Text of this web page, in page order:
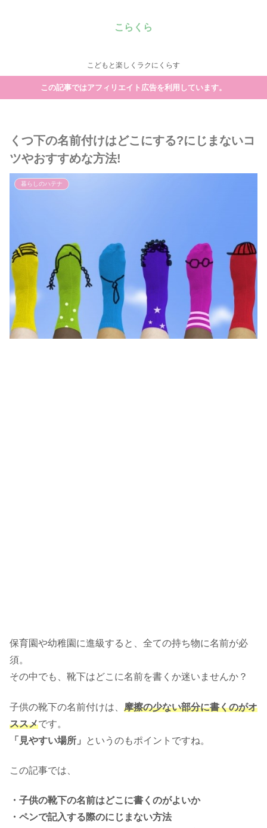
こらくら
こどもと楽しくラクにくらす
この記事ではアフィリエイト広告を利用しています。
くつ下の名前付けはどこにする?にじまないコ
ツやおすすめな方法!
暮らしのハテナ
保育園や幼稚園に進級すると、全ての持ち物に名前が必
須。
その中でも、靴下はどこに名前を書くか迷いませんか？
子供の靴下の名前付けは、 摩擦の少ない部分に書くのがオ
ススメです。
「見やすい場所」
というのもポイントですね。
この記事では、
・子供の靴下の名前はどこに書くのがよいか
・ペンで記入する際のにじまない方法